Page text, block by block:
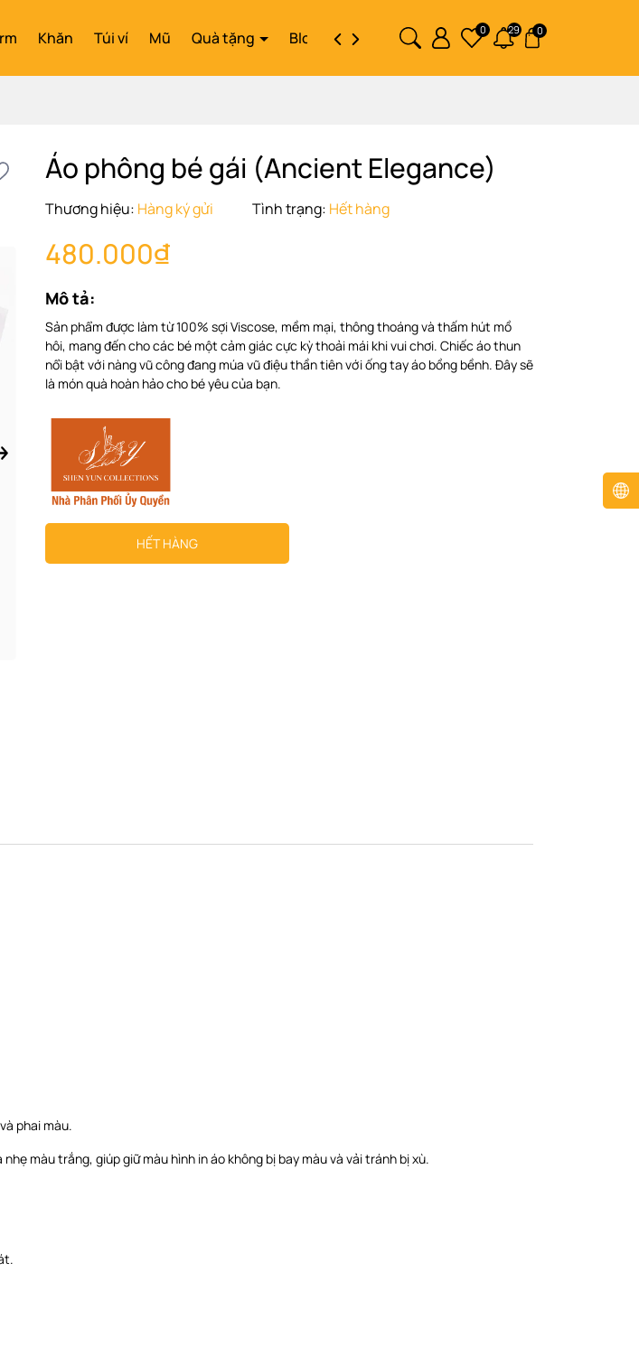
Khăn Túi ví Mũ Quà tặng Blog Liên hệ 0 29 0
Áo phông bé gái (Ancient Elegance)
Thương hiệu: Hàng ký gửi Tình trạng: Hết hàng
480.000₫
Mô tả:
Sản phẩm được làm từ 100% sợi Viscose, mềm mại, thông thoáng và thấm hút mồ
hôi, mang đến cho các bé một cảm giác cực kỳ thoải mái khi vui chơi. Chiếc áo thun
nổi bật với nàng vũ công đang múa vũ điệu thần tiên với ống tay áo bồng bềnh. Đây sẽ
là món quà hoàn hảo cho bé yêu của bạn.
HẾT HÀNG
phai màu.
màu trắng, giúp giữ màu hình in áo không bị bay màu và vải tránh bị xù.